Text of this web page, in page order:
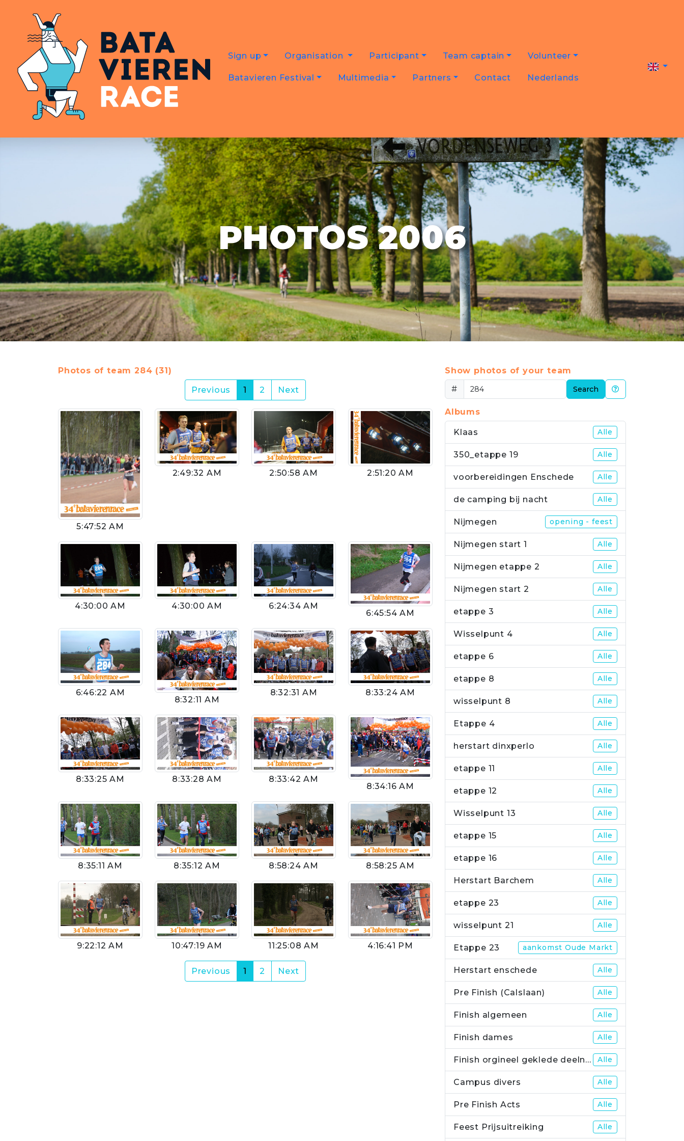
Sign up Organisation Participant Team captain Volunteer
Batavieren Festival Multimedia Partners Contact Nederlands
PHOTOS 2006
Photos of team 284 (31)
Previous
1 (current)
2 Next
5:47:52 AM
2:49:32 AM 2:50:58 AM 2:51:20 AM
4:30:00 AM 4:30:00 AM 6:24:34 AM
6:45:54 AM
6:46:22 AM
8:32:11 AM
8:32:31 AM 8:33:24 AM
8:33:25 AM 8:33:28 AM 8:33:42 AM
8:34:16 AM
8:35:11 AM 8:35:12 AM 8:58:24 AM 8:58:25 AM
9:22:12 AM 10:47:19 AM 11:25:08 AM 4:16:41 PM
Previous 1 (current)
2 Next
Show photos of your team
#
Search
Albums
Klaas Alle
350_etappe 19 Alle
voorbereidingen Enschede Alle
de camping bij nacht Alle
Nijmegen opening - feest
Nijmegen start 1 Alle
Nijmegen etappe 2 Alle
Nijmegen start 2 Alle
etappe 3 Alle
Wisselpunt 4 Alle
etappe 6 Alle
etappe 8 Alle
wisselpunt 8 Alle
Etappe 4 Alle
herstart dinxperlo Alle
etappe 11 Alle
etappe 12 Alle
Wisselpunt 13 Alle
etappe 15 Alle
etappe 16 Alle
Herstart Barchem Alle
etappe 23 Alle
wisselpunt 21 Alle
Etappe 23 aankomst Oude Markt
Herstart enschede Alle
Pre Finish (Calslaan) Alle
Finish algemeen Alle
Finish dames Alle
Finish orgineel geklede deelnemers Alle
Campus divers Alle
Pre Finish Acts Alle
Feest Prijsuitreiking Alle